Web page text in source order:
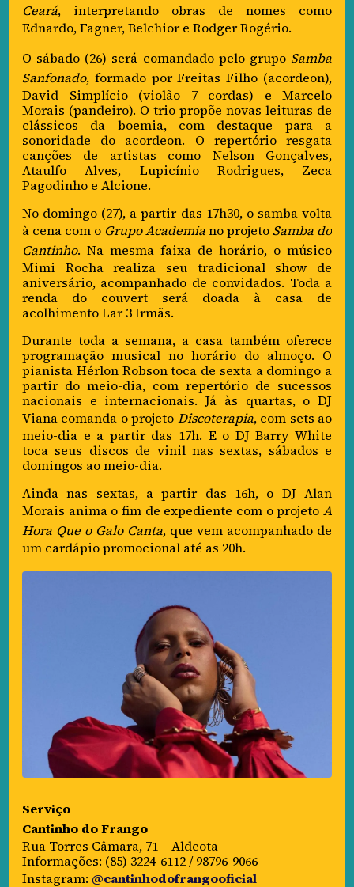
Ceará, interpretando obras de nomes como
Ednardo, Fagner, Belchior e Rodger Rogério.
O sábado (26) será comandado pelo grupo Samba
Sanfonado, formado por Freitas Filho (acordeon),
David Simplício (violão 7 cordas) e Marcelo
Morais (pandeiro). O trio propõe novas leituras de
clássicos da boemia, com destaque para a
sonoridade do acordeon. O repertório resgata
canções de artistas como Nelson Gonçalves,
Ataulfo Alves, Lupicínio Rodrigues, Zeca
Pagodinho e Alcione.
No domingo (27), a partir das 17h30, o samba volta
à cena com o Grupo Academiano projeto Samba do
Cantinho. Na mesma faixa de horário, o músico
Mimi Rocha realiza seu tradicional show de
aniversário, acompanhado de convidados. Toda a
renda do couvert será doada à casa de
acolhimento Lar 3 Irmãs.
Durante toda a semana, a casa também oferece
programação musical no horário do almoço. O
pianista Hérlon Robson toca de sexta a domingo a
partir do meio-dia, com repertório de sucessos
nacionais e internacionais. Já às quartas, o DJ
Viana comanda o projeto Discoterapia, com sets ao
meio-dia e a partir das 17h. E o DJ Barry White
toca seus discos de vinil nas sextas, sábados e
domingos ao meio-dia.
Ainda nas sextas, a partir das 16h, o DJ Alan
Morais anima o fim de expediente com o projeto A
Hora Que o Galo Canta, que vem acompanhado de
um cardápio promocional até as 20h.
Serviço
Cantinho do Frango
Rua Torres Câmara, 71 – Aldeota
Informações: (85) 3224-6112 / 98796-9066
Instagram: @cantinhodofrangooficial